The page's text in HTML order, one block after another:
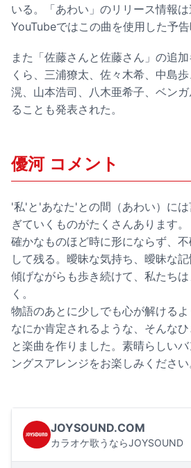
いる。「あわい」のリリース情報は
YouTubeではこの曲を使用した予告
また「佐藤さんと佐藤さん」の追
くら、三浦獠太、佐々木希、中島
滉、山本浩司、八木亜希子、ベン
ることも発表された。
優河 コメント
'私'と'あなた'との間（あわい）に
ぎていくものがたくさんあります。
確かなものほど時に形にならず、
して残る。曖昧な気持ち、曖昧な
傾げながらも歩き続けて、私たち
く。
物語のあとに少しでも心が解けるよ
なにか肯定されるような、そんな
と楽曲を作りました。素晴らしい
ングスアレンジをお楽しみください
JOYSOUND.COM
カラオケ歌うならJOYSOUND